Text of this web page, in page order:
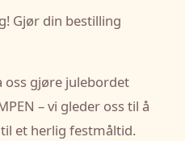
Gjør din bestilling
oss gjøre julebordet
– vi gleder oss til å
et herlig festmåltid.